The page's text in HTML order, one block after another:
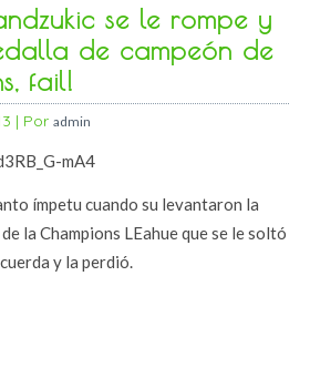
se le rompe y
de campeón de
fail!
| Por admin
mA4
ímpetu cuando su levantaron la
la Champions LEahue que se le soltó
y la perdió.